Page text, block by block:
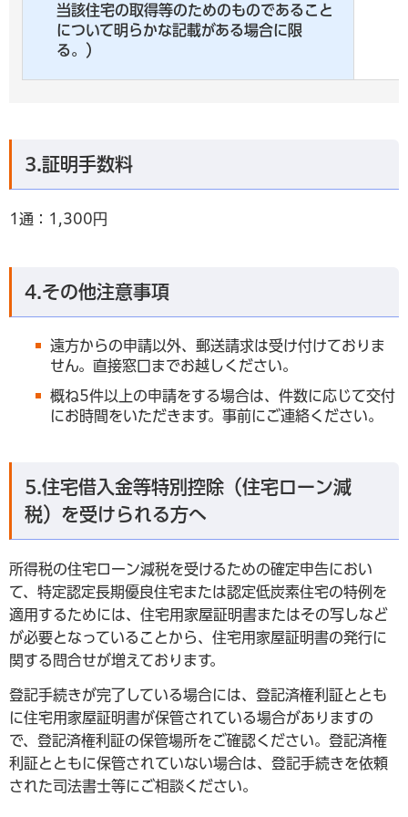
当該住宅の取得等のためのものであること
について明らかな記載がある場合に限
る。）
3.証明手数料
1通：1,300円
4.その他注意事項
遠方からの申請以外、郵送請求は受け付けておりま
せん。直接窓口までお越しください。
概ね5件以上の申請をする場合は、件数に応じて交付
にお時間をいただきます。事前にご連絡ください。
5.住宅借入金等特別控除（住宅ローン減
税）を受けられる方へ
所得税の住宅ローン減税を受けるための確定申告におい
て、特定認定長期優良住宅または認定低炭素住宅の特例を
適用するためには、住宅用家屋証明書またはその写しなど
が必要となっていることから、住宅用家屋証明書の発行に
関する問合せが増えております。
登記手続きが完了している場合には、登記済権利証ととも
に住宅用家屋証明書が保管されている場合がありますの
で、登記済権利証の保管場所をご確認ください。登記済権
利証とともに保管されていない場合は、登記手続きを依頼
された司法書士等にご相談ください。